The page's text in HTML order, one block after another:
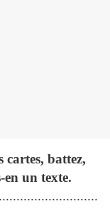
cartes, battez,
en un texte.